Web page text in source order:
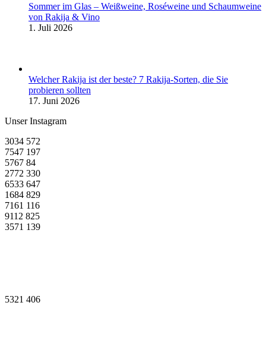
Sommer im Glas – Weißweine, Roséweine und Schaumweine
von Rakija & Vino
1. Juli 2026
Welcher Rakija ist der beste? 7 Rakija-Sorten, die Sie
probieren sollten
17. Juni 2026
Unser Instagram
3034 572
7547 197
5767 84
2772 330
6533 647
1684 829
7161 116
9112 825
3571 139
5321 406